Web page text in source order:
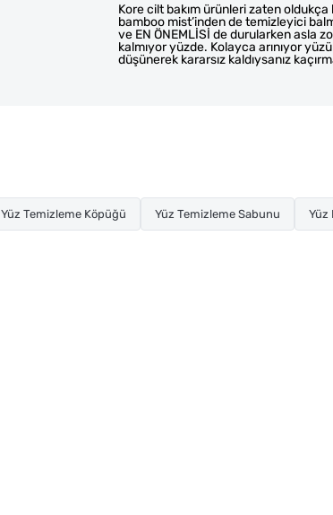
Kore cilt bakım ürünleri zaten
bamboo mist’inden de temizleyici
ve EN ÖNEMLİSİ de durularken asla
kalmıyor yüzde. Kolayca arınıyor
düşünerek kararsız kaldıysanız
Yüz Temizleme Köpüğü Yüz Temizleme Sabunu Yüz